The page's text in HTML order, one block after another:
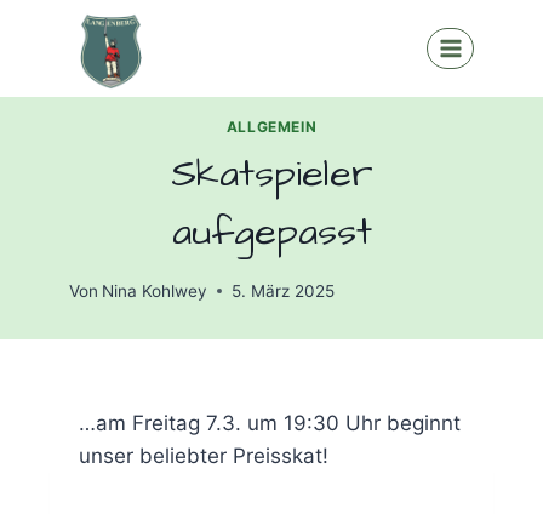
ALLGEMEIN
Skatspieler
aufgepasst
Von Nina Kohlwey 5. März 2025
…am Freitag 7.3. um 19:30 Uhr beginnt
unser beliebter Preisskat!